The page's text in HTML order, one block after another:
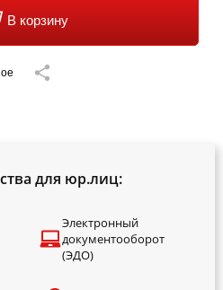
В корзину
для юр.лиц:
Электронный
документооборот
(ЭДО)